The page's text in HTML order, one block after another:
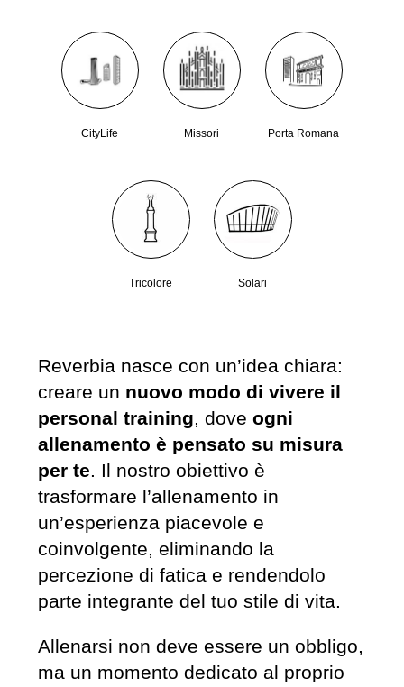
CityLife Missori Porta Romana
Tricolore Solari
Reverbia nasce con un’idea chiara:
creare un nuovo modo di vivere il
personal training, dove ogni
allenamento è pensato su misura
per te. Il nostro obiettivo è
trasformare l’allenamento in
un’esperienza piacevole e
coinvolgente, eliminando la
percezione di fatica e rendendolo
parte integrante del tuo stile di vita.
Allenarsi non deve essere un obbligo,
ma un momento dedicato al proprio